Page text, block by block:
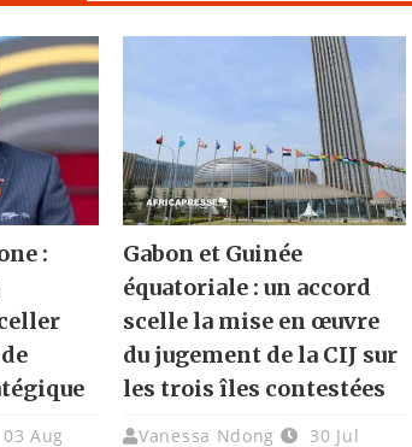
:
03 Aug
Gabon et Guinée
équatoriale : un accord
scelle la mise en œuvre
du jugement de la CIJ sur
les trois îles contestées
Vanessa Ndong
30 Jul